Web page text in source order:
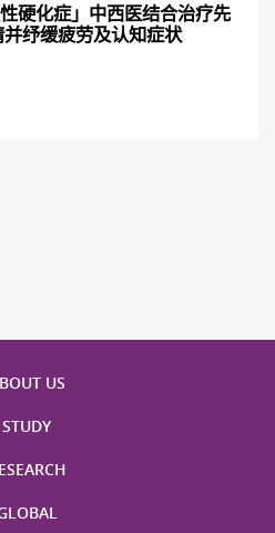
硬化症」中西医结合治疗先
纾缓疲劳及认知症状
US
STUDY